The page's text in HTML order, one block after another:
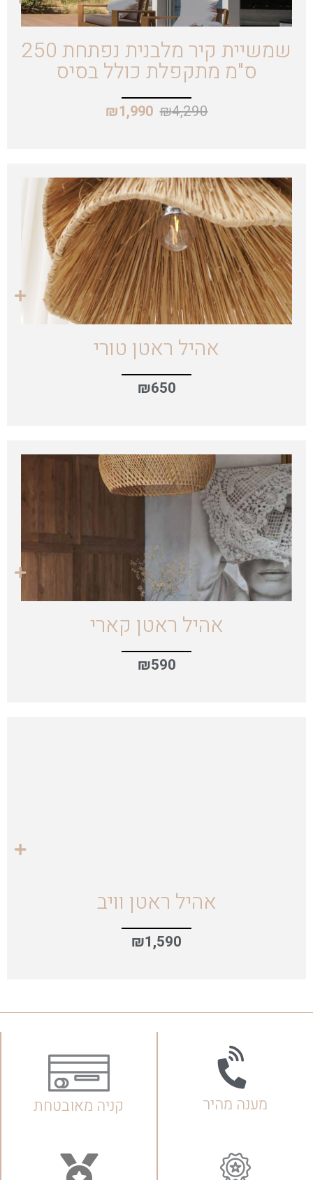
שמשיית קיר מלבנית נפתחת 250
ס"מ מתקפלת כולל בסיס
₪4,290
₪1,990
אהיל ראטן טורי
₪650
אהיל ראטן קארי
₪590
אהיל ראטן וויב
₪1,590
מענה מהיר קניה מאובטחת